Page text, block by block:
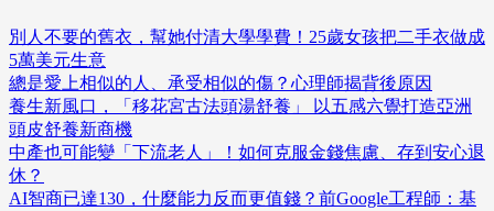
別人不要的舊衣，幫她付清大學學費！25歲女孩把二手衣做成
5萬美元生意
總是愛上相似的人、承受相似的傷？心理師揭背後原因
養生新風口，「移花宮古法頭湯舒養」 以五感六覺打造亞洲
頭皮舒養新商機
中產也可能變「下流老人」！如何克服金錢焦慮、存到安心退
休？
AI智商已達130，什麼能力反而更值錢？前Google工程師：基